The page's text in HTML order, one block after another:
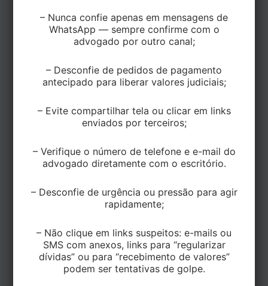
Descrição:Fixação de telhas termoacústicas em
estrutura de madeira.
Informações
Aluseal Super
Dimensões (mm) 6,0×110
Embalagem Padrão
500
Opcional
Arruelas Médias ou
Grandes
– Nunca confie apenas em mensagens de
WhatsApp — sempre confirme com o
advogado por outro canal;
– Desconfie de pedidos de pagamento
antecipado para liberar valores judiciais;
– Evite compartilhar tela ou clicar em links
enviados por terceiros;
– Verifique o número de telefone e e-mail do
advogado diretamente com o escritório.
– Desconfie de urgência ou pressão para agir
rapidamente;
– Não clique em links suspeitos: e-mails ou
SMS com anexos, links para “regularizar
dívidas” ou para “recebimento de valores”
podem ser tentativas de golpe.